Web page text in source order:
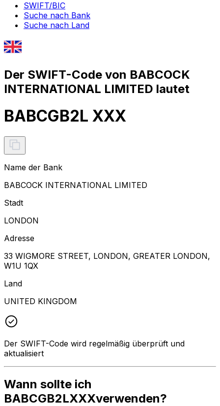
SWIFT/BIC
Suche nach Bank
Suche nach Land
Der SWIFT-Code von BABCOCK
INTERNATIONAL LIMITED lautet
BABCGB2L XXX
Name der Bank
BABCOCK INTERNATIONAL LIMITED
Stadt
LONDON
Adresse
33 WIGMORE STREET, LONDON, GREATER LONDON,
W1U 1QX
Land
UNITED KINGDOM
Der SWIFT-Code wird regelmäßig überprüft und
aktualisiert
Wann sollte ich
BABCGB2LXXXverwenden?